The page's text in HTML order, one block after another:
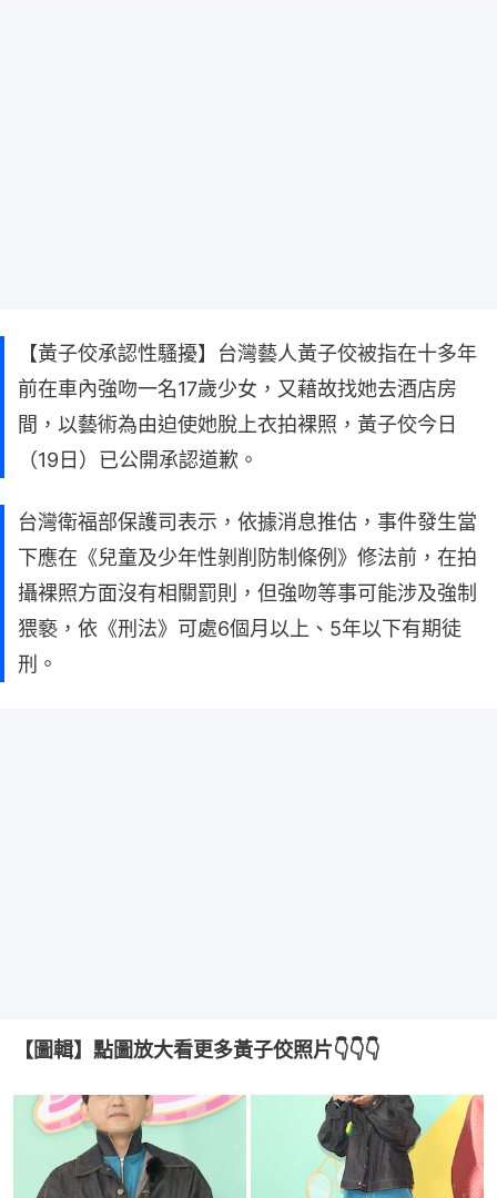
【黃子佼承認性騷擾】台灣藝人黃子佼被指在十多年
前在車內強吻一名17歲少女，又藉故找她去酒店房
間，以藝術為由迫使她脫上衣拍裸照，黃子佼今日
（19日）已公開承認道歉。
台灣衛福部保護司表示，依據消息推估，事件發生當
下應在《兒童及少年性剝削防制條例》修法前，在拍
攝裸照方面沒有相關罰則，但強吻等事可能涉及強制
猥褻，依《刑法》可處6個月以上、5年以下有期徒
刑。
【圖輯】點圖放大看更多黃子佼照片👇👇👇